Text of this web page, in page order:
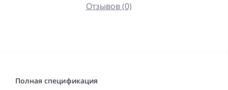
Отзывов (0)
Полная спецификация